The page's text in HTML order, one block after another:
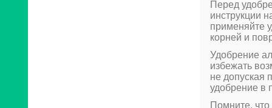
Перед
инструкции
применяйте
корней и
Удобрение
избежать
не допуская
удобрение в
Помните,